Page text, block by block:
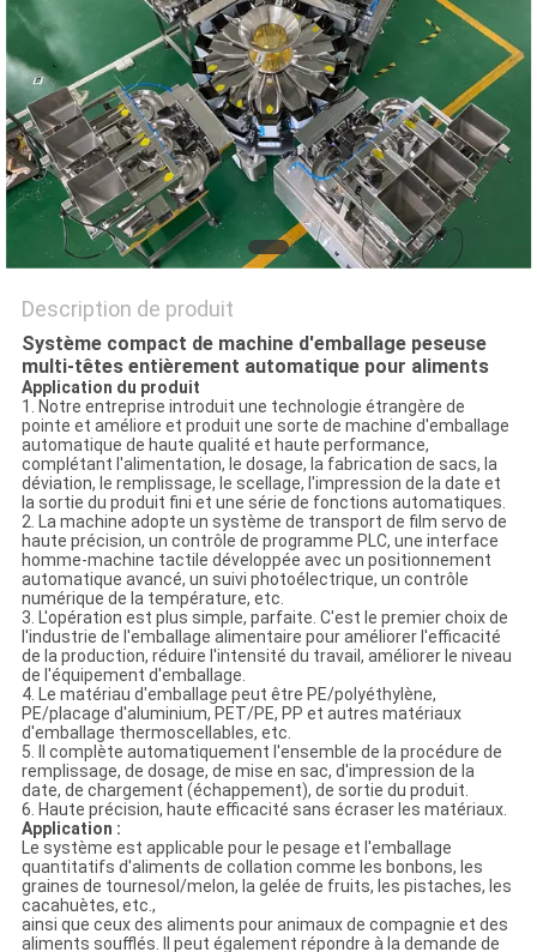
POLITIQUE
DE
CONFIDENTIALITÉ
Description de produit
Système compact de machine d'emballage peseuse
multi-têtes entièrement automatique pour aliments
Application du produit
1. Notre entreprise introduit une technologie étrangère de
pointe et améliore et produit une sorte de machine d'emballage
automatique de haute qualité et haute performance,
complétant l'alimentation, le dosage, la fabrication de sacs, la
déviation, le remplissage, le scellage, l'impression de la date et
la sortie du produit fini et une série de fonctions automatiques.
2. La machine adopte un système de transport de film servo de
haute précision, un contrôle de programme PLC, une interface
homme-machine tactile développée avec un positionnement
automatique avancé, un suivi photoélectrique, un contrôle
numérique de la température, etc.
3. L'opération est plus simple, parfaite. C'est le premier choix de
l'industrie de l'emballage alimentaire pour améliorer l'efficacité
de la production, réduire l'intensité du travail, améliorer le niveau
de l'équipement d'emballage.
4. Le matériau d'emballage peut être PE/polyéthylène,
PE/placage d'aluminium, PET/PE, PP et autres matériaux
d'emballage thermoscellables, etc.
5. Il complète automatiquement l'ensemble de la procédure de
remplissage, de dosage, de mise en sac, d'impression de la
date, de chargement (échappement), de sortie du produit.
6. Haute précision, haute efficacité sans écraser les matériaux.
Application :
Le système est applicable pour le pesage et l'emballage
quantitatifs d'aliments de collation comme les bonbons, les
graines de tournesol/melon, la gelée de fruits, les pistaches, les
cacahuètes, etc.,
ainsi que ceux des aliments pour animaux de compagnie et des
aliments soufflés. Il peut également répondre à la demande de